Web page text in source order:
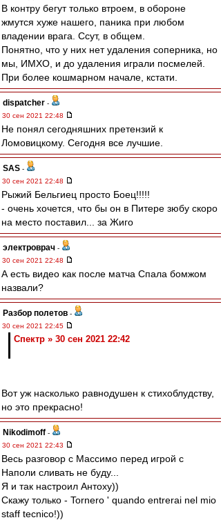
В контру бегут только втроем, в обороне
жмутся хуже нашего, паника при любом
владении врага. Ссут, в общем.
Понятно, что у них нет удаления соперника, но
мы, ИМХО, и до удаления играли посмелей.
При более кошмарном начале, кстати.
dispatcher -
30 сен 2021 22:48
Не понял сегодняшних претензий к
Ломовицкому. Сегодня все лучшие.
SAS -
30 сен 2021 22:48
Рыжий Бельгиец просто Боец!!!!!
- очень хочется, что бы он в Питере зюбу скоро
на место поставил... за Жиго
электроврач -
30 сен 2021 22:48
А есть видео как после матча Спала бомжом
назвали?
Разбор полетов -
30 сен 2021 22:45
Спектр » 30 сен 2021 22:42
Вот уж насколько равнодушен к стихоблудству,
но это прекрасно!
Nikodimoff -
30 сен 2021 22:43
Весь разговор с Массимо перед игрой с
Наполи сливать не буду...
Я и так настроил Антоху))
Скажу только - Tornero ' quando entrerai nel mio
staff tecnico!))